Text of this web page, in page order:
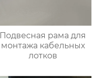
Подвесная рама для
монтажа кабельных
лотков